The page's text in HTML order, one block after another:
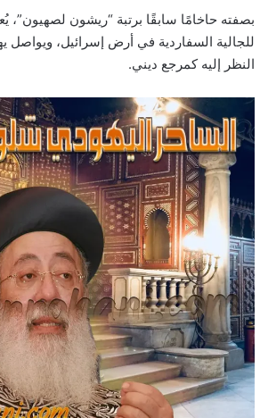
بصفته حاخامًا سابقًا برتبة “ريشون لصهيون”،
للجالية السفاردية في أرض إسرائيل، ويواصل
النظر إليه كمرجع ديني.